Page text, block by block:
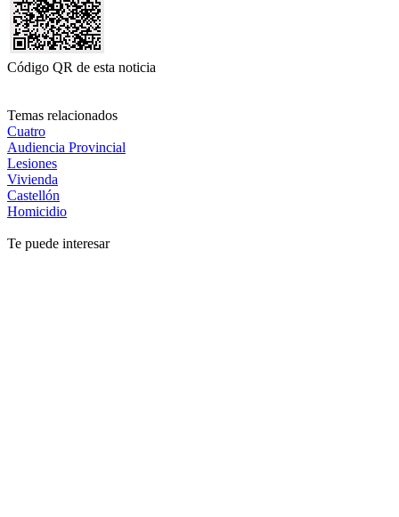
Código QR de esta noticia
Temas relacionados
Cuatro
Audiencia Provincial
Lesiones
Vivienda
Castellón
Homicidio
Te puede interesar